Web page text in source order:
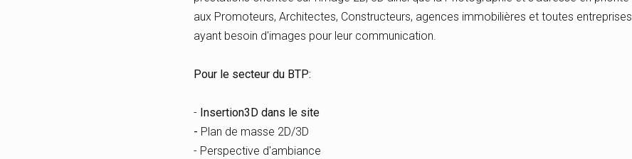
aux Promoteurs, Architectes, Constructeurs, agences immobilières et toutes entreprises
ayant besoin d'images pour leur communication.
Pour le secteur du BTP:
- Insertion3D dans le site
- Plan de masse 2D/3D
- Perspective d'ambiance